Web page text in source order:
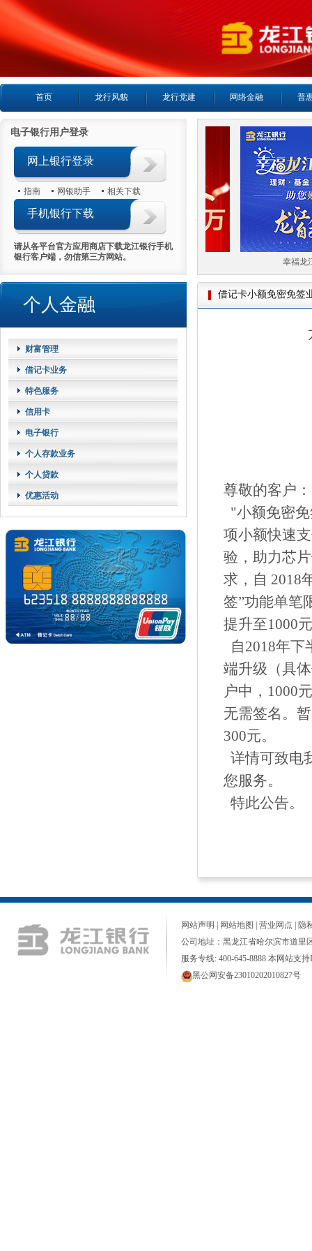
首页 龙行风貌 龙行党建 网络金融 普
电子银行用户登录
网上银行登录
指南 网银助手 相关下载
手机银行下载
请从各平台官方应用商店下载龙江银行手机
银行客户端，勿信第三方网站。
个人金融
财富管理
借记卡业务
特色服务
信用卡
电子银行
个人存款业务
个人贷款
优惠活动
喜报首日热销5000万 幸福龙
借记卡小额免密免签
尊敬的客户：
"小额免密
项小额快速
验，助力芯
求，自 2018
签”功能单笔
提升至1000
自2018年
端升级（具
户中，1000
无需签名。
300元。
详情可致电
您服务。
特此公告。
网站声明 网站地图 营业网点
隐
公司地址：黑龙江省哈尔滨市道里
服务专线: 400-645-8888 本网站支持
黑公网安备23010202010827号